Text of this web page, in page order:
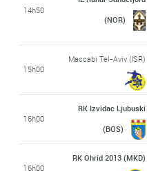
14h50
(NOR)
15h00
Maccabi Tel-Aviv (ISR)
16h00
RK Izvidac Ljubuski
(BOS)
16h00
RK Ohrid 2013 (MKD)